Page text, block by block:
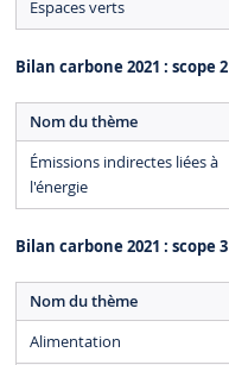
Espaces verts
Bilan carbone 2021 : scope 2
Nom du thème
Émissions indirectes liées à
l'énergie
Bilan carbone 2021 : scope 3
Nom du thème
Alimentation